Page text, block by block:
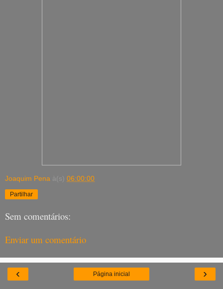
Joaquim Pena à(s) 06:00:00
Partilhar
Sem comentários:
Enviar um comentário
‹ ›
Página inicial